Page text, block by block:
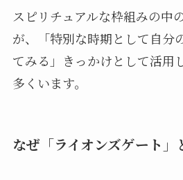
スピリチュアルな枠組みの中
が、「特別な時期として自分
てみる」きっかけとして活用
多くいます。
なぜ「ライオンズゲート